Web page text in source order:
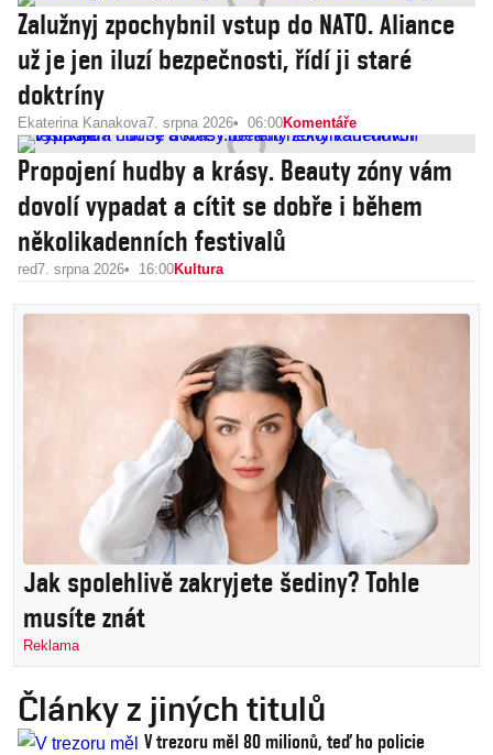
Zalužnyj zpochybnil vstup do NATO. Aliance
už je jen iluzí bezpečnosti, řídí ji staré
doktríny
Ekaterina Kanakova7. srpna 2026 06:00Komentáře
Propojení hudby a krásy. Beauty zóny vám
dovolí vypadat a cítit se dobře i během
několikadenních festivalů
red7. srpna 2026 16:00Kultura
Jak spolehlivě zakryjete šediny? Tohle
musíte znát
Reklama
Články z jiných titulů
V trezoru měl 80 milionů, teď ho policie